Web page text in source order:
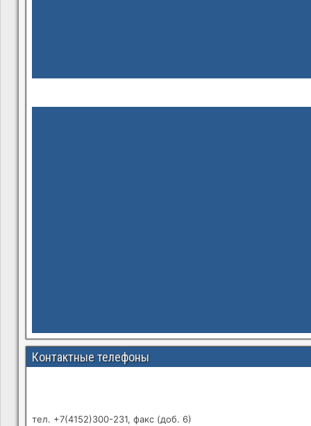
Контактные телефоны
тел. +7(4152)300-231, факс (доб. 6)